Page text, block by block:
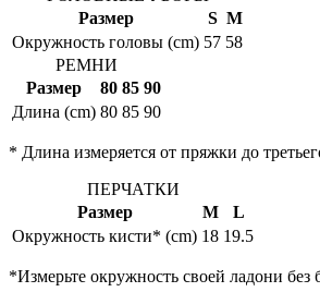
Размер
S M
Окружность головы (cm) 57 58
РЕМНИ
Размер
80 85 90
Длина (cm) 80 85 90
* Длина измеряется от пряжки до
ПЕРЧАТКИ
Размер
M
L
Окружность кисти* (cm) 18 19.5
*Измерьте окружность своей ладони без